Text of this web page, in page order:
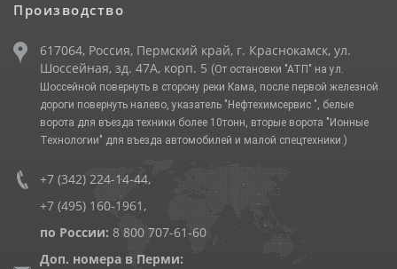
Производство
617064, Россия, Пермский край, г. Краснокамск, ул.
Шоссейная, зд. 47А, корп. 5 (От остановки "АТП" на ул.
Шоссейной повернуть в сторону реки Кама, после первой железной
дороги повернуть налево, указатель "Нефтехимсервис ", белые
ворота для въезда техники более 10тонн, вторые ворота "Ионные
Технологии" для въезда автомобилей и малой спецтехники.)
+7 (342) 224-14-44,
+7 (495) 160-1961 ,
по России: 8 800 707-61-60
Доп. номера в Перми: